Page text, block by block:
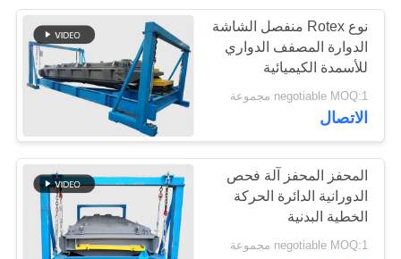
اختبار المزلق المزلق
41
نوع Rotex منفصل الشاشة
الدوارة المصفف الدواري
للأسمدة الكيميائية
negotiable MOQ:1 مجموعة
الاتصال
المحفز المحفز آلة فحص
الدورانية الدائرة الحركة
الخطية البدنية
negotiable MOQ:1 مجموعة